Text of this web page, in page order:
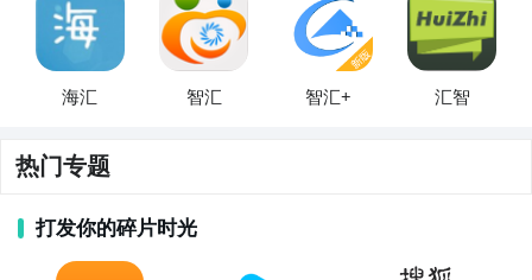
海汇 智汇 智汇+ 汇智
热门专题
打发你的碎片时光